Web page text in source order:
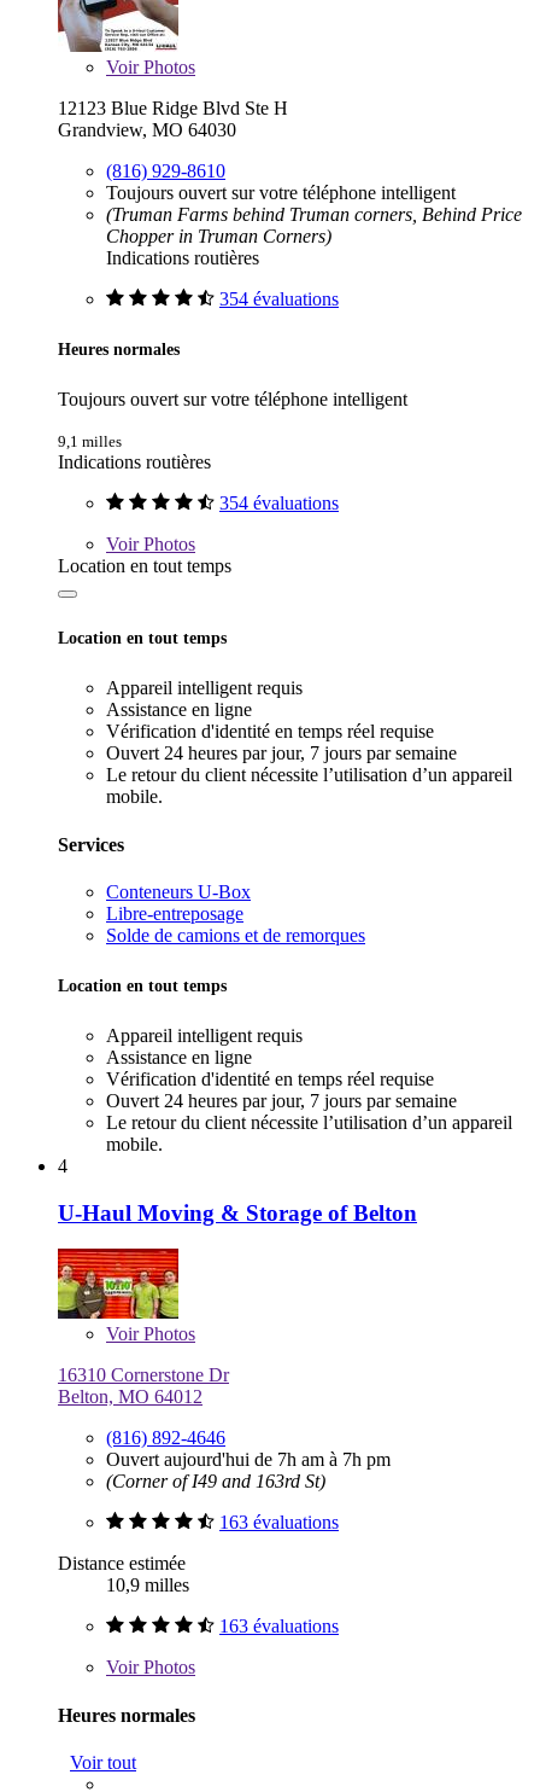
VoirPhotos
12123 Blue Ridge Blvd Ste H
Grandview, MO 64030
(816) 929-8610
Toujours ouvert sur votre téléphone intelligent
(Truman Farms behind Truman corners, Behind Price
Chopper in Truman Corners)
Indications routières
354 évaluations
Heures normales
Toujours ouvert sur votre téléphone intelligent
9,1 milles
Indications routières
354 évaluations
VoirPhotos
Location en tout temps
Location en tout temps
Appareil intelligent requis
Assistance en ligne
Vérification d'identité en temps réel requise
Ouvert 24 heures par jour, 7 jours par semaine
Le retour du client nécessite l’utilisation d’un appareil
mobile.
Services
Conteneurs U-Box
Libre-entreposage
Solde de camions et de remorques
Location en tout temps
Appareil intelligent requis
Assistance en ligne
Vérification d'identité en temps réel requise
Ouvert 24 heures par jour, 7 jours par semaine
Le retour du client nécessite l’utilisation d’un appareil
mobile.
4
U-Haul Moving & Storage of Belton
VoirPhotos
16310 Cornerstone Dr
Belton, MO 64012
(816) 892-4646
Ouvert aujourd'hui de 7h am à 7h pm
(Corner of I49 and 163rd St)
163 évaluations
Distance estimée
10,9 milles
163 évaluations
VoirPhotos
Heures normales
Voir tout